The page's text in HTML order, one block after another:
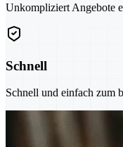
Unkompliziert Angebote
Schnell
Schnell und einfach zum